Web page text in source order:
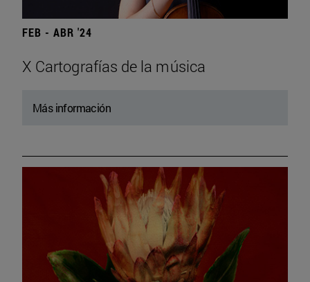
FEB - ABR '24
X Cartografías de la música
Más información